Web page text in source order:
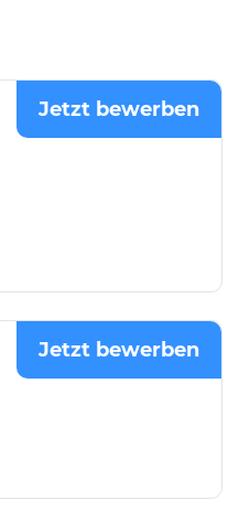
Jetzt bewerben
Jetzt bewerben